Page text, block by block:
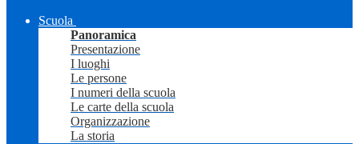
Scuola
Panoramica
Presentazione
I luoghi
Le persone
I numeri della scuola
Le carte della scuola
Organizzazione
La storia